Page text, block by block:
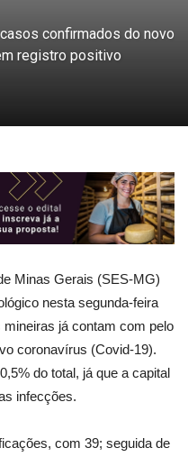
confirmados do novo
registro positivo
Minas Gerais (SES-MG)
nesta segunda-feira
já contam com pelo
coronavírus (Covid-19).
do total, já que a capital
infecções.
com 39; seguida de